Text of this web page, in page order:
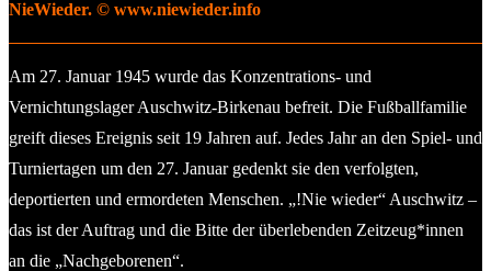
NieWieder. © www.niewieder.info
Am 27. Januar 1945 wurde das Konzentrations- und
Vernichtungslager Auschwitz-Birkenau befreit. Die Fußballfamilie
greift dieses Ereignis seit 19 Jahren auf. Jedes Jahr an den Spiel- und
Turniertagen um den 27. Januar gedenkt sie den verfolgten,
deportierten und ermordeten Menschen. „!Nie wieder“ Auschwitz –
das ist der Auftrag und die Bitte der überlebenden Zeitzeug*innen
an die „Nachgeborenen“.